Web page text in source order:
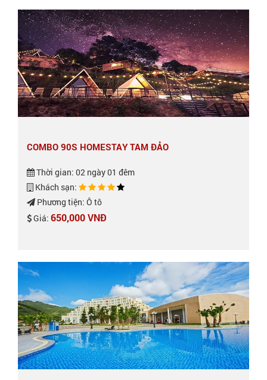
COMBO 90S HOMESTAY TAM ĐẢO
Thời gian: 02 ngày 01 đêm
Khách sạn:
Phương tiện: Ô tô
Giá: 650,000 VNĐ